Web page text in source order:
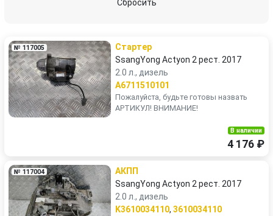
Сбросить
№ 117005
Стартер
SsangYong Actyon 2 рест. 2017
2.0 л., дизель
A6711510101
Пожалуйста, будьте готовы назвать
АРТИКУЛ! ВНИМАНИЕ!
В наличии
4 176 ₽
№ 117004
АКПП
SsangYong Actyon 2 рест. 2017
2.0 л., дизель
K3610034110, 3610034110